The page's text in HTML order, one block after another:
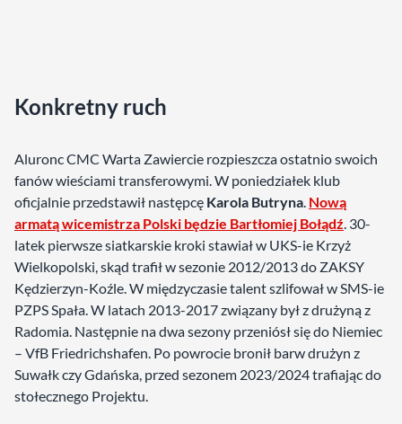
Konkretny ruch
Aluronc CMC Warta Zawiercie rozpieszcza ostatnio swoich
fanów wieściami transferowymi. W poniedziałek klub
oficjalnie przedstawił następcę Karola Butryna. Nową
armatą wicemistrza Polski będzie Bartłomiej Bołądź. 30-
latek pierwsze siatkarskie kroki stawiał w UKS-ie Krzyż
Wielkopolski, skąd trafił w sezonie 2012/2013 do ZAKSY
Kędzierzyn-Koźle. W międzyczasie talent szlifował w SMS-ie
PZPS Spała. W latach 2013-2017 związany był z drużyną z
Radomia. Następnie na dwa sezony przeniósł się do Niemiec
– VfB Friedrichshafen. Po powrocie bronił barw drużyn z
Suwałk czy Gdańska, przed sezonem 2023/2024 trafiając do
stołecznego Projektu.